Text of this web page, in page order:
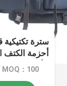
سترة تكتيكية
أحزمة الكتف
الأخضر
MOQ：100